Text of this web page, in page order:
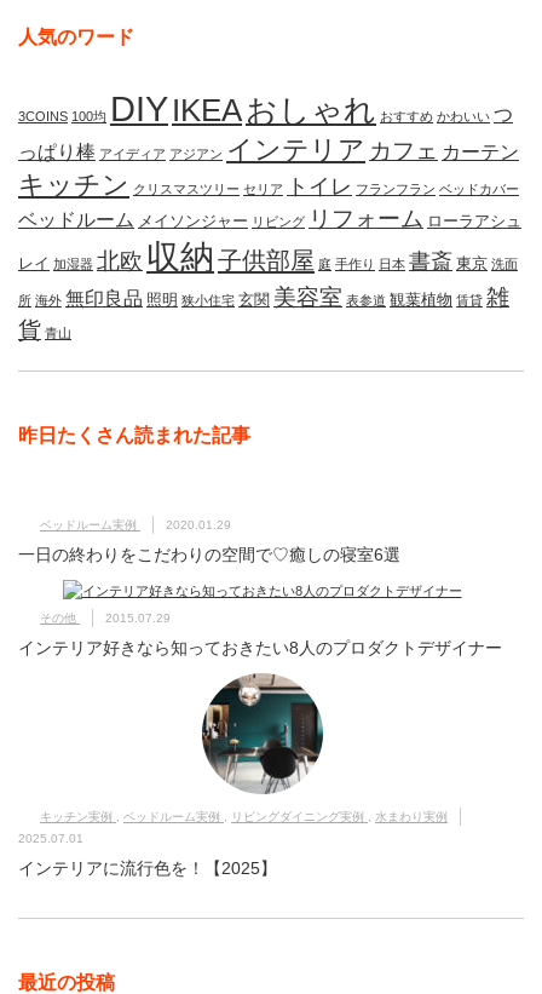
人気のワード
3COINS 100均 DIYIKEAおしゃれ おすすめ かわいい つ
っぱり棒 アイディア アジアン インテリア カフェ カーテン
キッチン クリスマスツリー セリア トイレ フランフラン ベッドカバー
ベッドルーム メイソンジャー リビング リフォーム ローラアシュ
レイ 加湿器 北欧 収納 子供部屋 庭 手作り 日本 書斎 東京 洗面
所 海外 無印良品 照明 狭小住宅 玄関 美容室 表参道 観葉植物 賃貸 雑
貨 青山
昨日たくさん読まれた記事
ベッドルーム実例 2020.01.29
一日の終わりをこだわりの空間で♡癒しの寝室6選
その他 2015.07.29
インテリア好きなら知っておきたい8人のプロダクトデザイナー
キッチン実例 ベッドルーム実例 リビングダイニング実例
水まわり実例
2025.07.01
インテリアに流行色を！【2025】
最近の投稿